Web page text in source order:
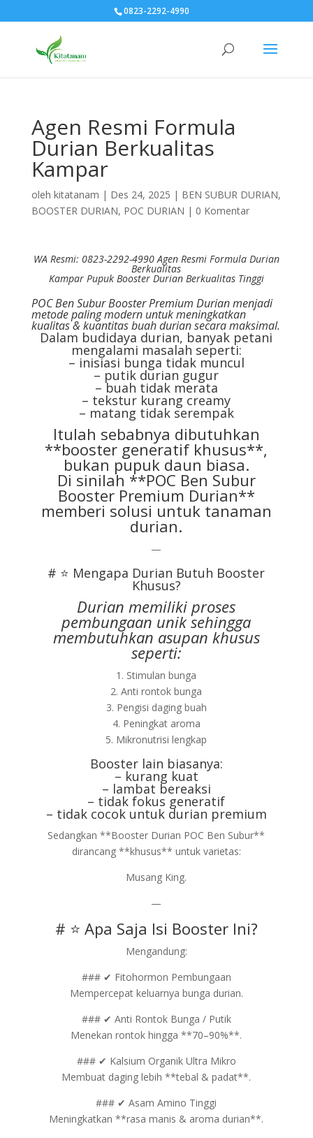
0823-2292-4990
Agen Resmi Formula
Durian Berkualitas
Kampar
oleh kitatanam | Des 24, 2025 | BEN SUBUR DURIAN,
BOOSTER DURIAN, POC DURIAN | 0 Komentar
WA Resmi: 0823-2292-4990 Agen Resmi Formula Durian
Berkualitas
Kampar Pupuk Booster Durian Berkualitas Tinggi
POC Ben Subur Booster Premium Durian menjadi
metode paling modern untuk meningkatkan
kualitas & kuantitas buah durian secara maksimal.
Dalam budidaya durian, banyak petani
mengalami masalah seperti:
– inisiasi bunga tidak muncul
– putik durian gugur
– buah tidak merata
– tekstur kurang creamy
– matang tidak serempak
Itulah sebabnya dibutuhkan
**booster generatif khusus**,
bukan pupuk daun biasa.
Di sinilah **POC Ben Subur
Booster Premium Durian**
memberi solusi untuk tanaman
durian.
—
# ⭐ Mengapa Durian Butuh Booster
Khusus?
Durian memiliki proses
pembungaan unik sehingga
membutuhkan asupan khusus
seperti:
1. Stimulan bunga
2. Anti rontok bunga
3. Pengisi daging buah
4. Peningkat aroma
5. Mikronutrisi lengkap
Booster lain biasanya:
– kurang kuat
– lambat bereaksi
– tidak fokus generatif
– tidak cocok untuk durian premium
Sedangkan **Booster Durian POC Ben Subur**
dirancang **khusus** untuk varietas:
Musang King.
—
# ⭐ Apa Saja Isi Booster Ini?
Mengandung:
### ✔ Fitohormon Pembungaan
Mempercepat keluarnya bunga durian.
### ✔ Anti Rontok Bunga / Putik
Menekan rontok hingga **70–90%**.
### ✔ Kalsium Organik Ultra Mikro
Membuat daging lebih **tebal & padat**.
### ✔ Asam Amino Tinggi
Meningkatkan **rasa manis & aroma durian**.